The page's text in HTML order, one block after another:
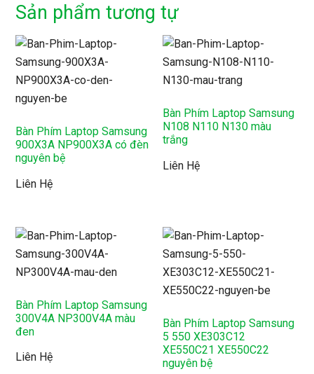
Sản phẩm tương tự
Bàn Phím Laptop Samsung
900X3A NP900X3A có đèn
nguyên bệ
Liên Hệ
Bàn Phím Laptop Samsung
N108 N110 N130 màu
trắng
Liên Hệ
Bàn Phím Laptop Samsung
300V4A NP300V4A màu
đen
Liên Hệ
Bàn Phím Laptop Samsung
5 550 XE303C12
XE550C21 XE550C22
nguyên bệ